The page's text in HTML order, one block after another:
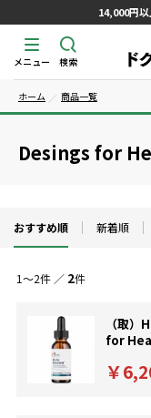
14,000円
検索
メニュー
ホーム 商品一覧
Desings for
おすすめ順 新着順
1～2件 ／ 2件
（取
for
￥